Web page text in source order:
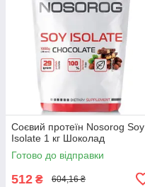
Соєвий протеїн Nosorоg Soy
Isolate 1 кг Шоколад
Готово до відправки
512 ₴ 604,16 ₴